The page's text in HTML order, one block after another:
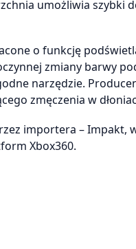
umożliwia szybki
o funkcję
zmiany barwy
narzędzie.
zmęczenia w
importera – Impakt,
Xbox360.